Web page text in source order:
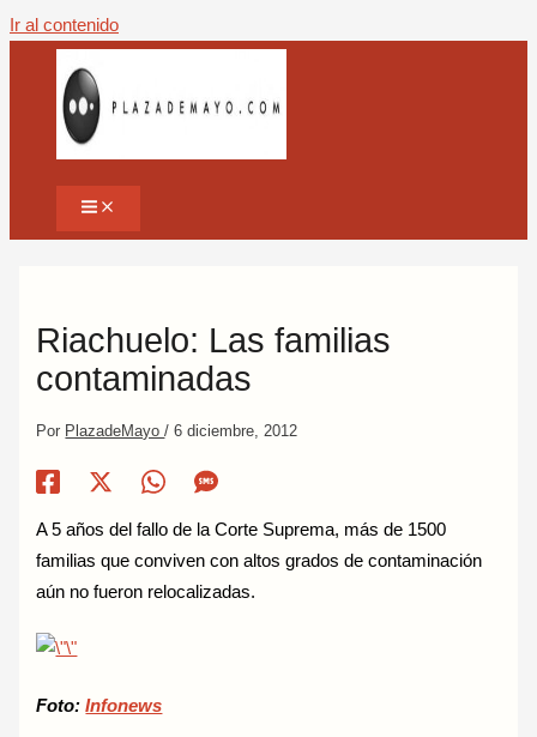
Ir al contenido
Riachuelo: Las familias
contaminadas
Por PlazadeMayo/6 diciembre, 2012
A 5 años del fallo de la Corte Suprema, más de 1500
familias que conviven con altos grados de contaminación
aún no fueron relocalizadas.
Foto:Infonews